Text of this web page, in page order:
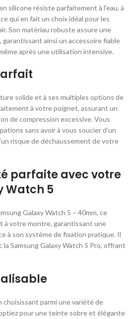
silicone résiste parfaitement à l’eau, à
qui en fait un choix idéal pour les
Son matériau robuste assure une
garantissant ainsi un accessoire fiable
après une utilisation intensive.
solide et à ses multiples options de
à votre poignet, assurant un
de compression excessive. Vous
sans avoir à vous soucier d’un
risque de déchaussement de votre
parfaite avec votre
Watch 5
Galaxy Watch 5 – 40mm, ce
à votre montre, garantissant une
à son système de fixation pratique. Il
Samsung Galaxy Watch 5 Pro, offrant
parmi une variété de
pour une teinte sobre et élégante